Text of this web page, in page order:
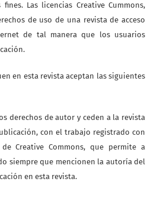
Las licencias Creative Cummons,
de uso de una revista de acceso
de tal manera que los usuarios
en esta revista aceptan las siguientes
derechos de autor y ceden a la revista
con el trabajo registrado con
Creative Commons, que permite a
siempre que mencionen la autoría del
en esta revista.